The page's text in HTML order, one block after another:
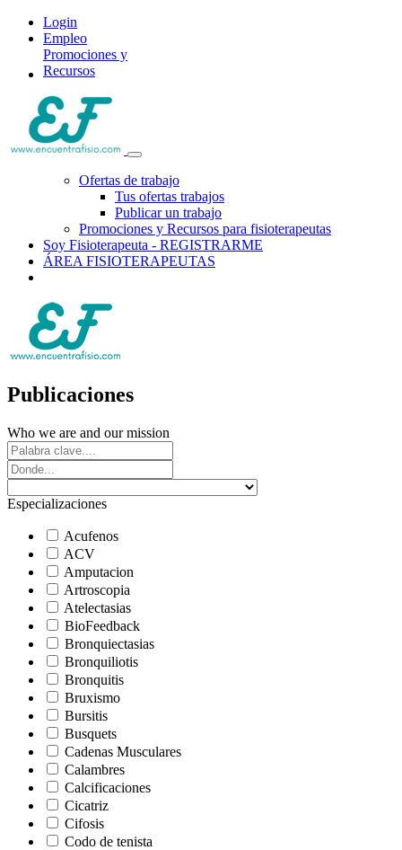
Login
Empleo
Promociones y
Recursos
Ofertas de trabajo
Tus ofertas trabajos
Publicar un trabajo
Promociones y Recursos para fisioterapeutas
Soy Fisioterapeuta - REGISTRARME
ÁREA FISIOTERAPEUTAS
Publicaciones
Who we are and our mission
Especializaciones
Acufenos
ACV
Amputacion
Artroscopia
Atelectasias
BioFeedback
Bronquiectasias
Bronquiliotis
Bronquitis
Bruxismo
Bursitis
Busquets
Cadenas Musculares
Calambres
Calcificaciones
Cicatriz
Cifosis
Codo de tenista